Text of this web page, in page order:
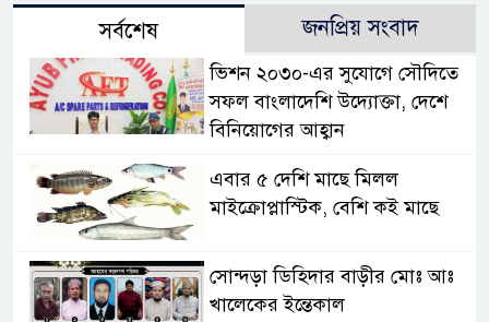
সর্বশেষ জনপ্রিয় সংবাদ
ভিশন ২০৩০-এর সুযোগে সৌদিতে
সফল বাংলাদেশি উদ্যোক্তা, দেশে
বিনিয়োগের আহ্বান
এবার ৫ দেশি মাছে মিলল
মাইক্রোপ্লাস্টিক, বেশি কই মাছে
সোন্দড়া ডিহিদার বাড়ীর মোঃ আঃ
খালেকের ইন্তেকাল